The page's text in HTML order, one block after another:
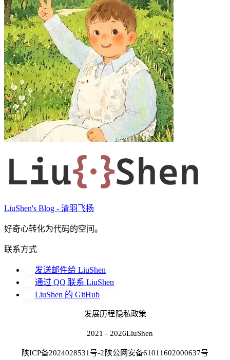
Liu{·}Shen
LiuShen's Blog - 清羽飞扬
好奇心转化为代码的空间。
联系方式
发送邮件给 LiuShen
通过 QQ 联系 LiuShen
LiuShen 的 GitHub
发展历程 隐私政策
2021 - 2026LiuShen
陕ICP备2024028531号-2 陕公网安备61011602000637号